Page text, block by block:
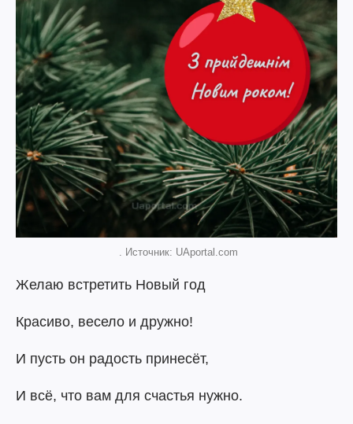
. Источник: UAportal.com
Желаю встретить Новый год
Красиво, весело и дружно!
И пусть он радость принесёт,
И всё, что вам для счастья нужно.